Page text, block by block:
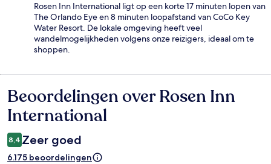
Rosen Inn International ligt op een korte 17 minuten lopen van
The Orlando Eye en 8 minuten loopafstand van CoCo Key
Water Resort. De lokale omgeving heeft veel
wandelmogelijkheden volgens onze reizigers, ideaal om te
shoppen.
Beoordelingen
Beoordelingen over Rosen Inn
International
8,4 Zeer goed
6.175 beoordelingen